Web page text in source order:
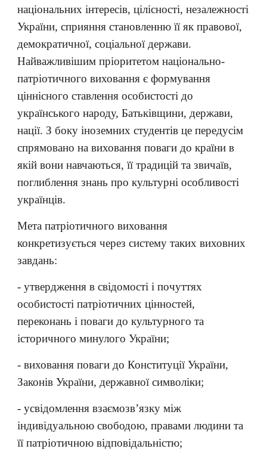
національних інтересів, цілісності, незалежності
України, сприяння становленню її як правової,
демократичної, соціальної держави.
Найважливішим пріоритетом національно-
патріотичного виховання є формування
ціннісного ставлення особистості до
українського народу, Батьківщини, держави,
нації. З боку іноземних студентів це передусім
спрямовано на виховання поваги до країни в
якій вони навчаються, її традицій та звичаїв,
поглиблення знань про культурні особливості
українців.
Мета патріотичного виховання
конкретизується через систему таких виховних
завдань:
- утвердження в свідомості і почуттях
особистості патріотичних цінностей,
переконань і поваги до культурного та
історичного минулого України;
- виховання поваги до Конституції України,
Законів України, державної символіки;
- усвідомлення взаємозв’язку між
індивідуальною свободою, правами людини та
її патріотичною відповідальністю;